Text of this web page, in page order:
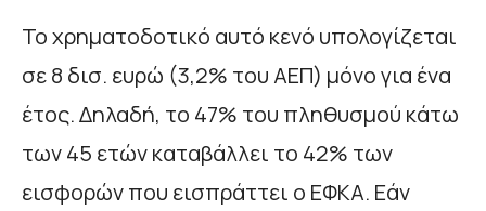
Το χρηματοδοτικό αυτό κενό υπολογίζεται
σε 8 δισ. ευρώ (3,2% του ΑΕΠ) μόνο για ένα
έτος. Δηλαδή, το 47% του πληθυσμού κάτω
των 45 ετών καταβάλλει το 42% των
εισφορών που εισπράττει ο ΕΦΚΑ. Εάν